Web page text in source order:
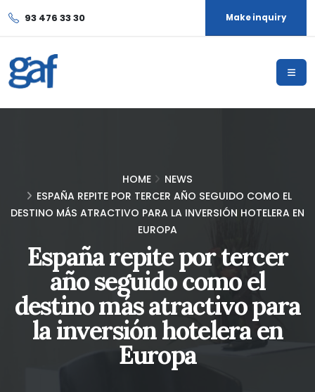
93 476 33 30 Make inquiry
HOME
NEWS
ESPAÑA REPITE POR TERCER AÑO SEGUIDO COMO EL
DESTINO MÁS ATRACTIVO PARA LA INVERSIÓN HOTELERA EN
EUROPA
España repite por tercer
año seguido como el
destino más atractivo para
la inversión hotelera en
Europa